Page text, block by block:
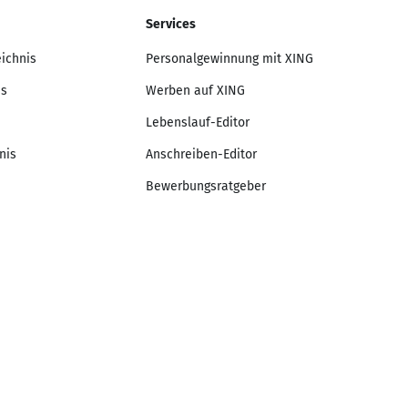
Services
Personalgewinnung mit XING
Werben auf XING
Lebenslauf-Editor
Anschreiben-Editor
Bewerbungsratgeber